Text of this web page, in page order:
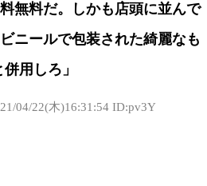
無料だ。しかも店頭に並んで
ニールで包装された綺麗なも
用しろ」
21/04/22(木)16:31:54 ID:pv3Y